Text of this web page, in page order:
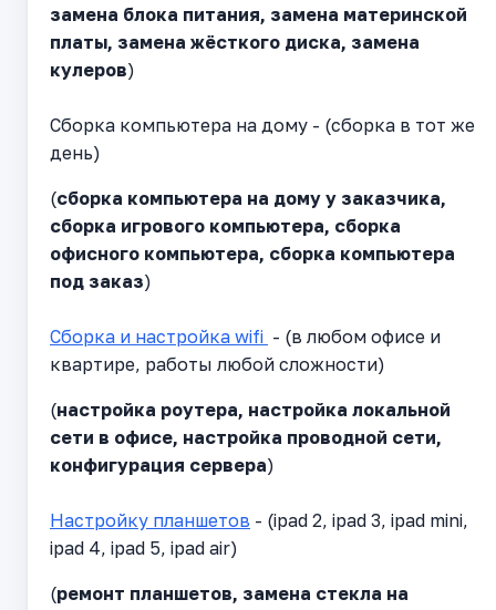
замена блока питания, замена материнской
платы, замена жёсткого диска, замена
кулеров)
Сборка компьютера на дому - (сборка в тот же
день)
(сборка компьютера на дому у заказчика,
сборка игрового компьютера, сборка
офисного компьютера, сборка компьютера
под заказ)
Сборка и настройка wifi - (в любом офисе и
квартире, работы любой сложности)
(настройка роутера, настройка локальной
сети в офисе, настройка проводной сети,
конфигурация сервера)
Настройку планшетов - (ipad 2, ipad 3, ipad mini,
ipad 4, ipad 5, ipad air)
(ремонт планшетов, замена стекла на